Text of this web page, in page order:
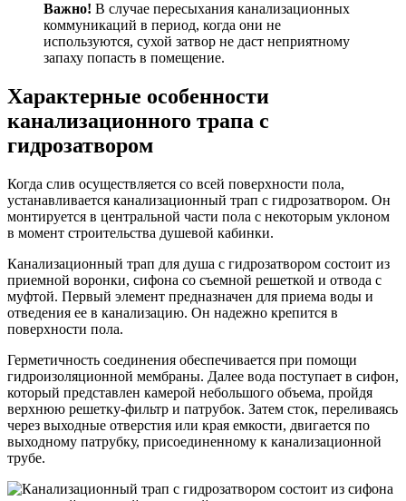
Важно! В случае пересыхания канализационных
коммуникаций в период, когда они не
используются, сухой затвор не даст неприятному
запаху попасть в помещение.
Характерные особенности
канализационного трапа с
гидрозатвором
Когда слив осуществляется со всей поверхности пола,
устанавливается канализационный трап с гидрозатвором. Он
монтируется в центральной части пола с некоторым уклоном
в момент строительства душевой кабинки.
Канализационный трап для душа с гидрозатвором состоит из
приемной воронки, сифона со съемной решеткой и отвода с
муфтой. Первый элемент предназначен для приема воды и
отведения ее в канализацию. Он надежно крепится в
поверхности пола.
Герметичность соединения обеспечивается при помощи
гидроизоляционной мембраны. Далее вода поступает в сифон,
который представлен камерой небольшого объема, пройдя
верхнюю решетку-фильтр и патрубок. Затем сток, переливаясь
через выходные отверстия или края емкости, двигается по
выходному патрубку, присоединенному к канализационной
трубе.